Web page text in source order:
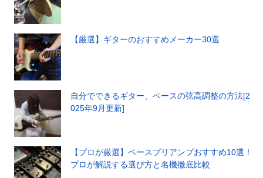
【厳選】ギターのおすすめメーカー30選
自分でできるギター、ベースの弦高調整の方法[2
025年9月更新]
【プロが厳選】ベースプリアンプおすすめ10選！
プロが解説する選び方と名機徹底比較